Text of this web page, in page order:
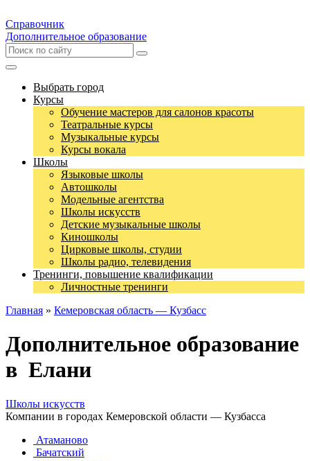
Справочник
Дополнительное образование
Выбрать город
Курсы
Обучение мастеров для салонов красоты
Театральные курсы
Музыкальные курсы
Курсы вокала
Школы
Языковые школы
Автошколы
Модельные агентства
Школы искусств
Детские музыкальные школы
Киношколы
Цирковые школы, студии
Школы радио, телевидения
Тренинги, повышение квалификации
Личностные тренинги
Главная » Кемеровская область — Кузбасс
Дополнительное образование
в Елани
Школы искусств
Компании в городах Кемеровской области — Кузбасса
Атаманово
Бачатский